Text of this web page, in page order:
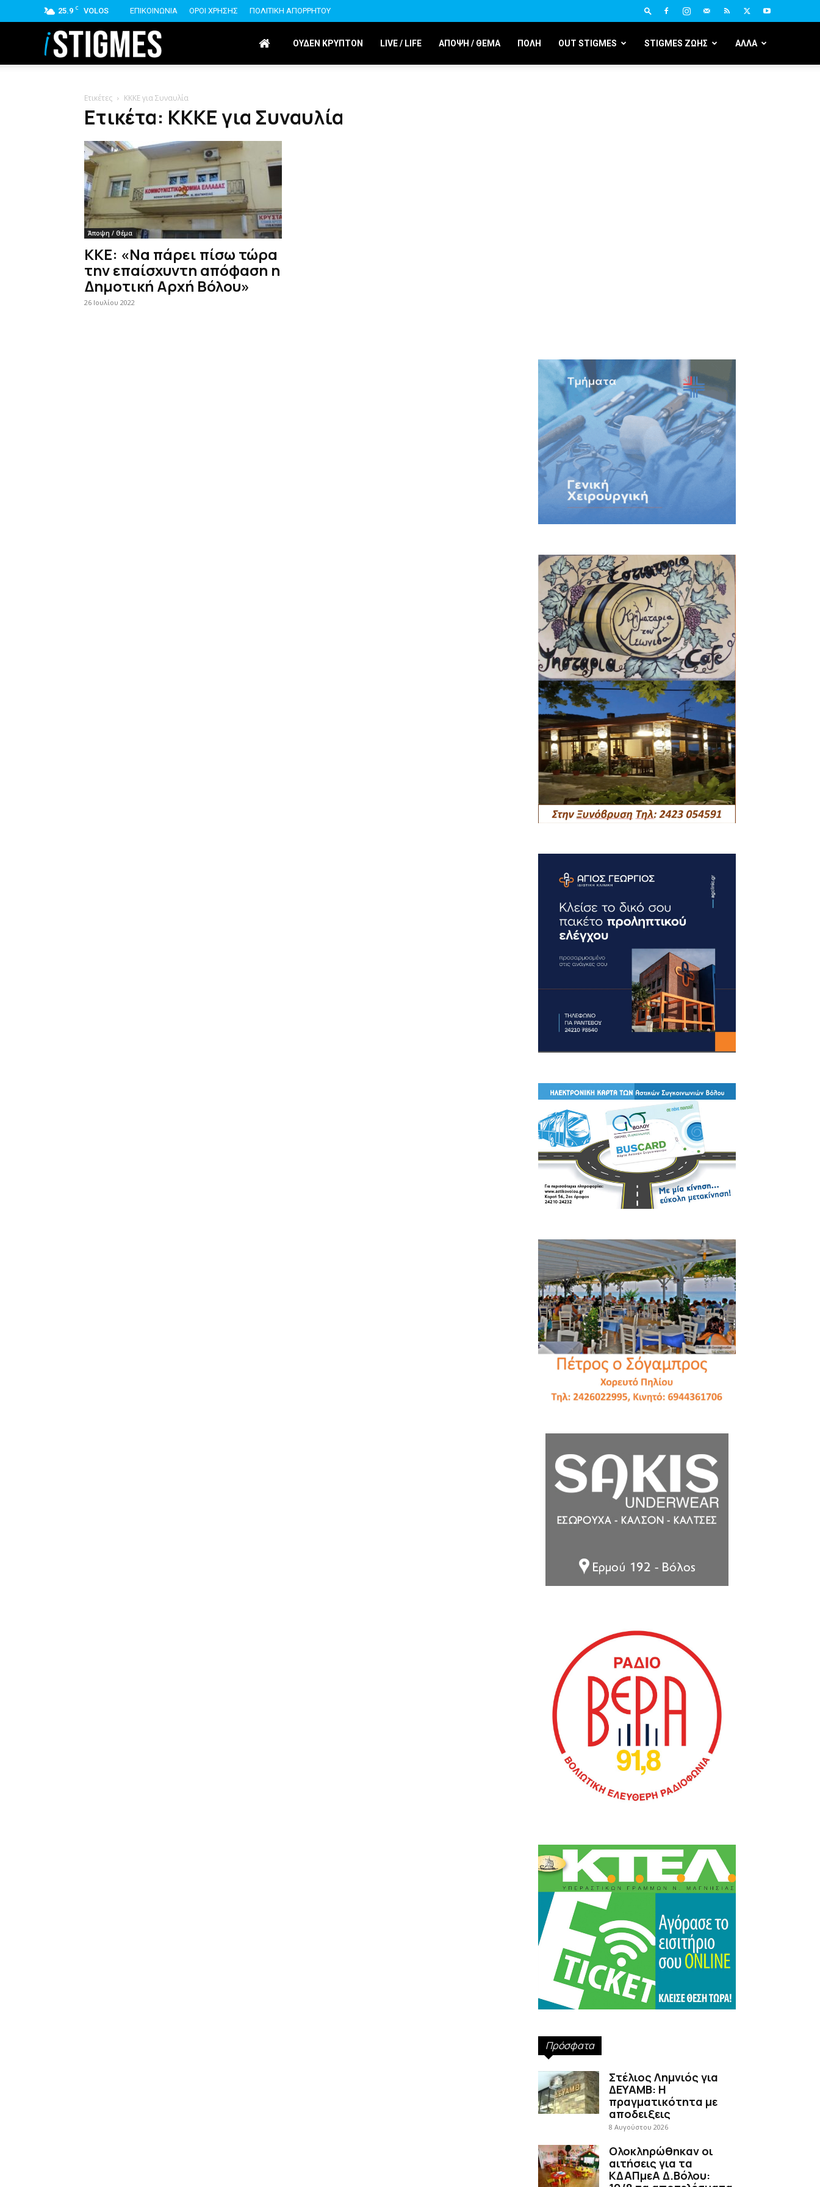
25.9 C VOLOS ΕΠΙΚΟΙΝΩΝΙΑ ΟΡΟΙ ΧΡΗΣΗΣ ΠΟΛΙΤΙΚΗ ΑΠΟΡΡΗΤΟΥ
istigmes ΟΥΔΕΝ ΚΡΥΠΤΟΝ LIVE / LIFE ΑΠΟΨΗ / ΘΕΜΑ ΠΟΛΗ OUT STIGMES STIGMES ΖΩΗΣ ΑΛΛΑ
Ετικέτες ΚΚΚΕ για Συναυλία
Ετικέτα: ΚΚΚΕ για Συναυλία
Άποψη / Θέμα
ΚΚΕ: «Να πάρει πίσω τώρα
την επαίσχυντη απόφαση η
Δημοτική Αρχή Βόλου»
26 Ιουλίου 2022
Πρόσφατα
Στέλιος Λημνιός για
ΔΕΥΑΜΒ: Η
πραγματικότητα με
αποδειξεις
8 Αυγούστου 2026
Ολοκληρώθηκαν οι
αιτήσεις για τα
ΚΔΑΠμεΑ Δ.Βόλου: